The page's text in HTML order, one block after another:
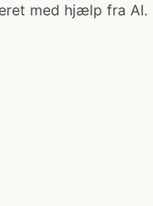
med hjælp fra AI.